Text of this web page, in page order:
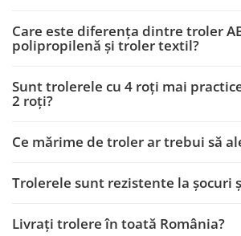
Care este diferența dintre troler
polipropilenă și troler textil?
Sunt trolerele cu 4 roți mai
2 roți?
Ce mărime de troler ar trebui să
Trolerele sunt rezistente la șocuri
Livrați trolere în toată România?